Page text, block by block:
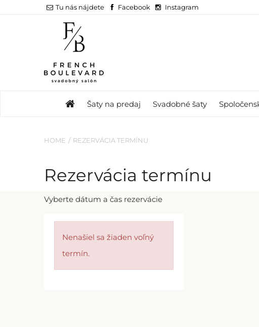
Tu nás nájdete Facebook Instagram
Šaty na predaj Svadobné šaty
HOME REZERVÁCIA TERMÍNU
Rezervácia termínu
Vyberte dátum a čas rezervácie
Nenašiel sa žiaden voľný
termín.